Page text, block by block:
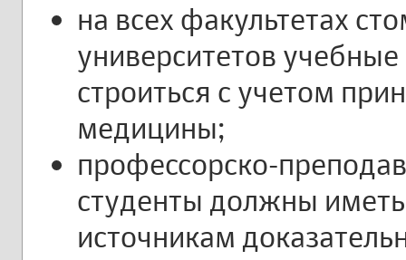
на всех факультетах
университетов
строиться с учетом
медицины;
профессорско-
студенты должны
источникам